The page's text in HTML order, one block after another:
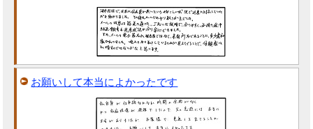
お願いして本当によかったです